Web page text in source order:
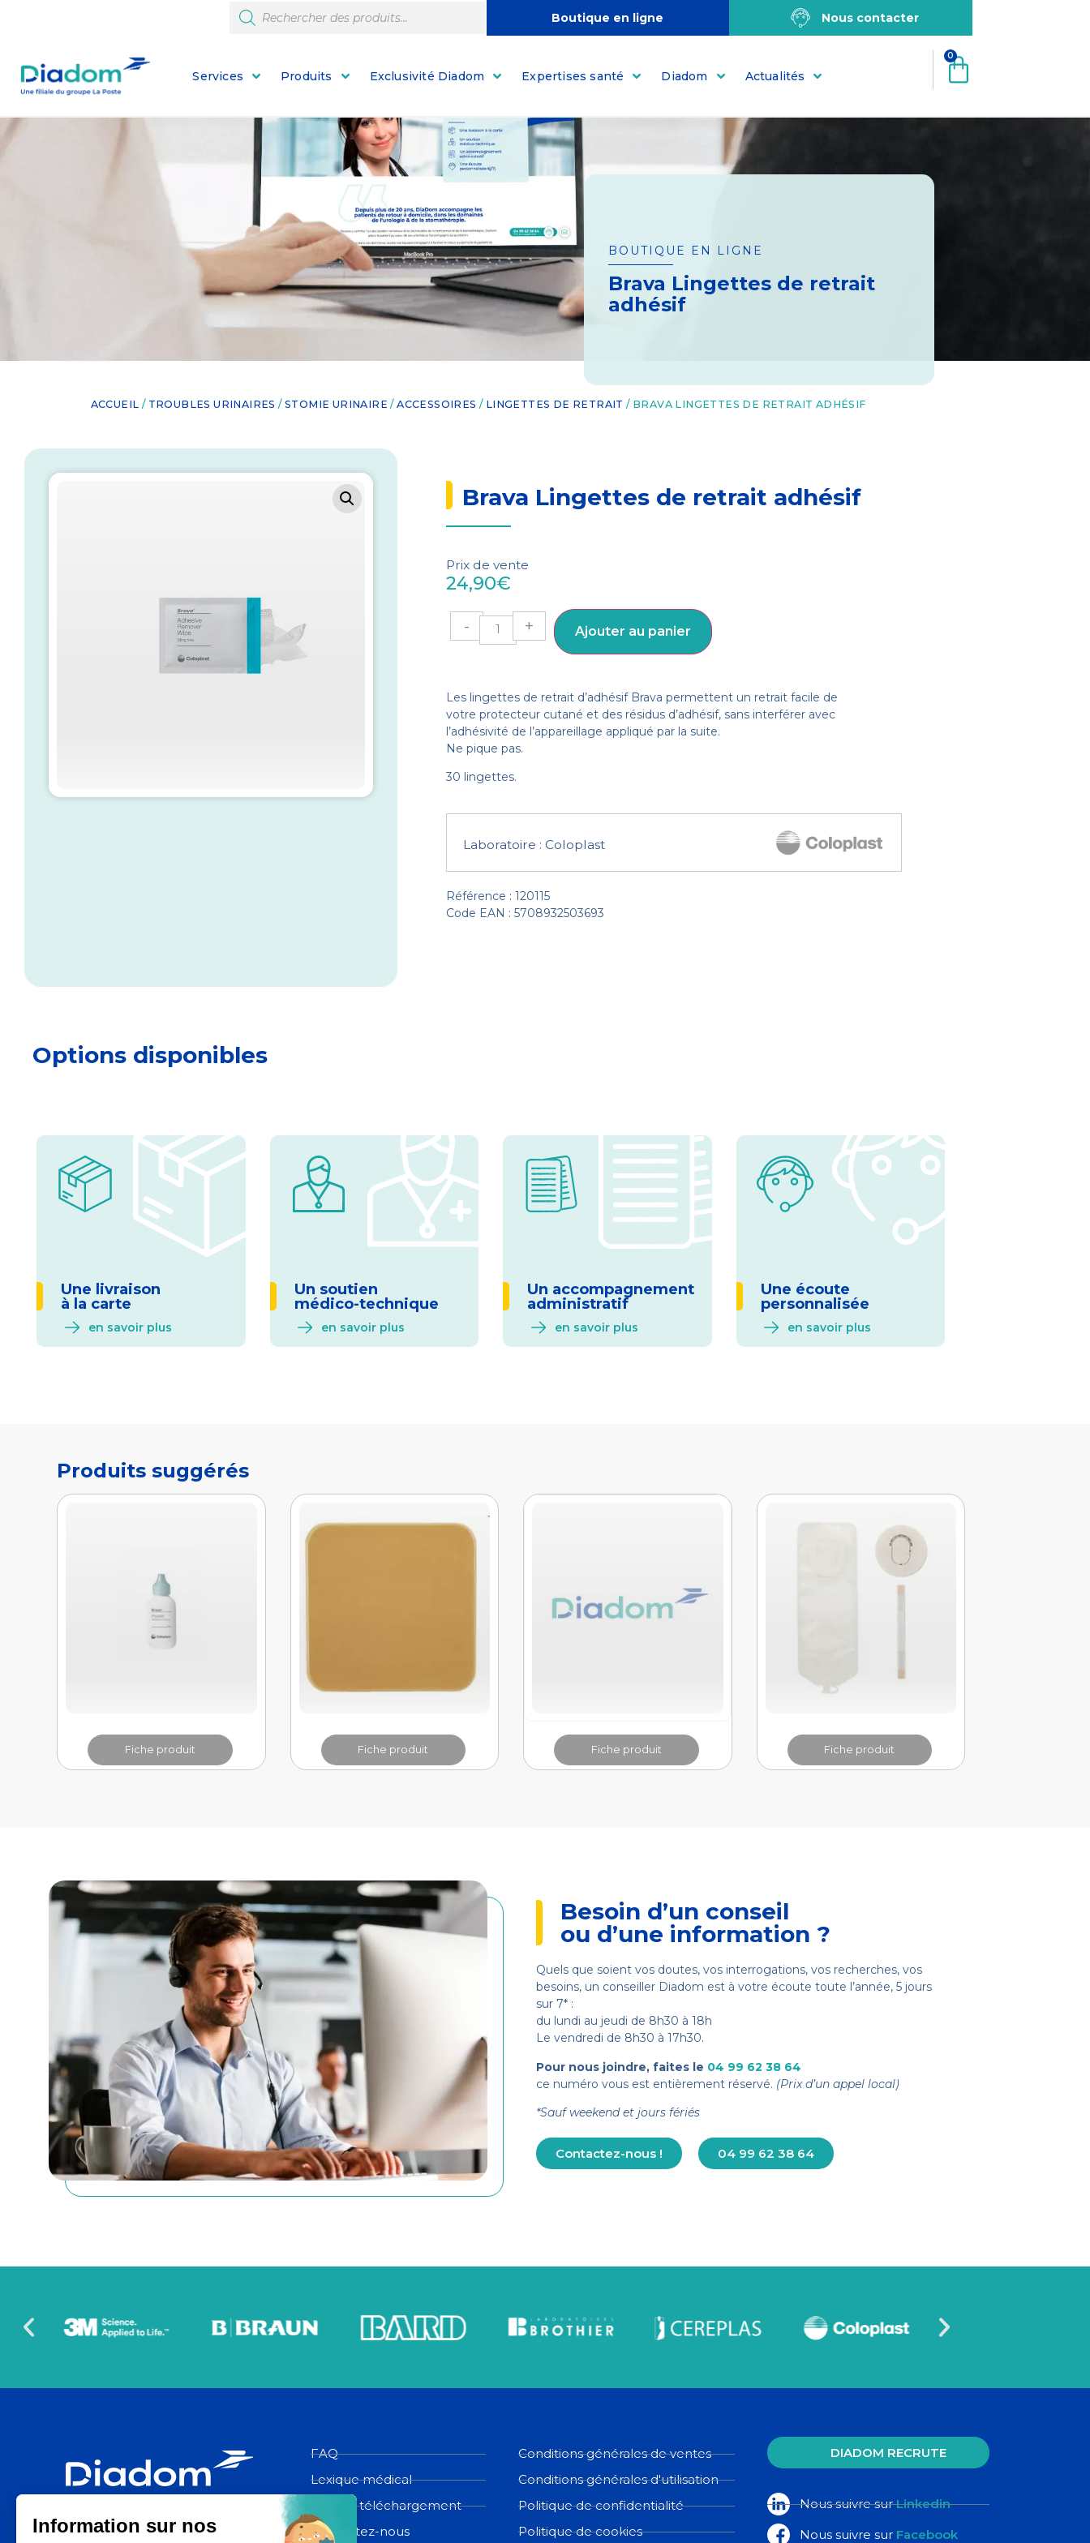
Boutique en ligne Nous contacter
Services Produits Exclusivité Diadom Expertises santé Diadom Actualités
0
BOUTIQUE EN LIGNE
Brava Lingettes de retrait
adhésif
ACCUEIL / TROUBLES URINAIRES / STOMIE URINAIRE /ACCESSOIRES / LINGETTES DE RETRAIT / BRAVA LINGETTES DE RETRAIT ADHÉSIF
Brava Lingettes de retrait adhésif
Prix de vente
24,90€
- + Ajouter au panier
Les lingettes de retrait d’adhésif Brava permettent un retrait facile de
votre protecteur cutané et des résidus d’adhésif, sans interférer avec
l’adhésivité de l’appareillage appliqué par la suite.
Ne pique pas.
30 lingettes.
Laboratoire :Coloplast
Référence : 120115
Code EAN : 5708932503693
Options disponibles
Une livraison
à la carte
en savoir plus
Un soutien
médico-technique
en savoir plus
Un accompagnement
administratif
en savoir plus
Une écoute
personnalisée
en savoir plus
Fiche produit Fiche produit Fiche produit Fiche produit
Besoin d’un conseil
ou d’une information ?
Quels que soient vos doutes, vos interrogations, vos recherches, vos
besoins, un conseiller Diadom est à votre écoute toute l’année, 5 jours
sur 7* :
du lundi au jeudi de 8h30 à 18h
Le vendredi de 8h30 à 17h30.
Pour nous joindre, faites le 04 99 62 38 64
ce numéro vous est entièrement réservé. (Prix d’un appel local)
*Sauf weekend et jours fériés
Contactez-nous ! 04 99 62 38 64
Poste
FAQ
Lexique médical
Espace téléchargement
Contactez-nous
Conditions générales de ventes
Conditions générales d'utilisation
Politique de confidentialité
Politique de cookies
DIADOM RECRUTE
Nous suivre surLinkedin
Nous suivre sur Facebook